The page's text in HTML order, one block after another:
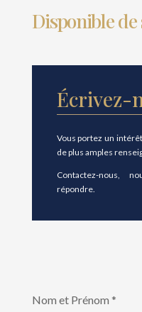
Disponible
Écrivez-
Vous portez un
de plus amples
Contactez-nous,
répondre.
Nom et Prénom *